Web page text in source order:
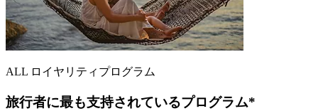
ALL ロイヤリティプログラム
旅行者に最も支持されているプログラム*